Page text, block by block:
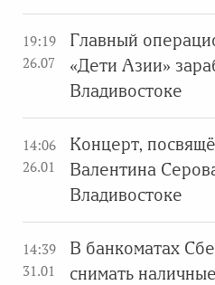
19:19
26.07
Главный
«Дети Азии»
Владивостоке
14:06
26.01
Концерт,
Валентина
Владивостоке
14:39
31.01
В банкоматах
снимать